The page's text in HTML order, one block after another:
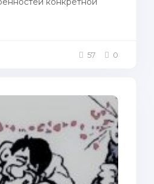
57 0